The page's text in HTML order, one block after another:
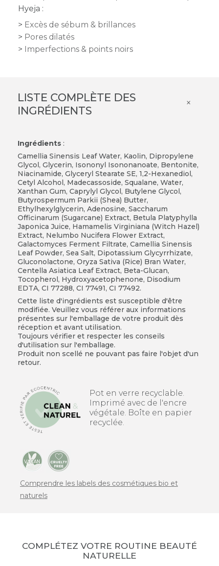
Hyeja :
Excès de sébum & brillances
Pores dilatés
Imperfections & points noirs
LISTE COMPLÈTE DES
INGRÉDIENTS
×
Ingrédients:
Camellia Sinensis Leaf Water, Kaolin, Dipropylene
Glycol, Glycerin, Isononyl Isononanoate, Bentonite,
Niacinamide, Glyceryl Stearate SE, 1,2-Hexanediol,
Cetyl Alcohol, Madecassoside, Squalane, Water,
Xanthan Gum, Caprylyl Glycol, Butylene Glycol,
Butyrospermum Parkii (Shea) Butter,
Ethylhexylglycerin, Adenosine, Saccharum
Officinarum (Sugarcane) Extract, Betula Platyphylla
Japonica Juice, Hamamelis Virginiana (Witch Hazel)
Extract, Nelumbo Nucifera Flower Extract,
Galactomyces Ferment Filtrate, Camellia Sinensis
Leaf Powder, Sea Salt, Dipotassium Glycyrrhizate,
Gluconolactone, Oryza Sativa (Rice) Bran Water,
Centella Asiatica Leaf Extract, Beta-Glucan,
Tocopherol, Hydroxyacetophenone, Disodium
EDTA, CI 77288, CI 77491, CI 77492.
Cette liste d'ingrédients est susceptible d'être
modifiée. Veuillez vous référer aux informations
présentes sur l'emballage de votre produit dès
réception et avant utilisation.
Toujours vérifier et respecter les conseils
d'utilisation sur l'emballage.
Produit non scellé ne pouvant pas faire l'objet d'un
retour.
Pot en verre recyclable.
Imprimé avec de l'encre
végétale. Boîte en papier
recyclée.
Comprendre les labels des cosmétiques bio et
naturels
COMPLÉTEZ VOTRE ROUTINE BEAUTÉ
NATURELLE